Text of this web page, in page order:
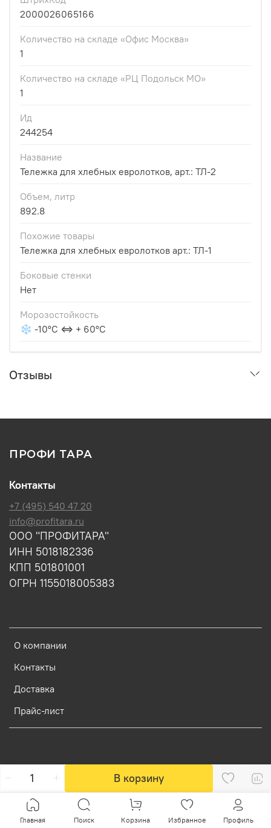
В корзину
2000026065166
Количество на складе «Офис Москва»
1
Количество на складе «РЦ Подольск МО»
1
Ид
244254
Название
Тележка для хлебных евролотков, арт.: ТЛ-2
Объем, литр
892.8
Похожие товары
Тележка для хлебных евролотков арт.: ТЛ-1
Боковые стенки
Нет
Морозостойкость
❄ -10°С ⇔ + 60°С
Отзывы
ПРОФИ ТАРА
О компании
Контакты
Доставка
Прайс-лист
Контакты
+7 (495) 540 47 20
info@profitara.ru
ООО "ПРОФИТАРА"
ИНН 5018182336
КПП 501801001
ОГРН 1155018005383
Главная Поиск Корзина Избранное Профиль